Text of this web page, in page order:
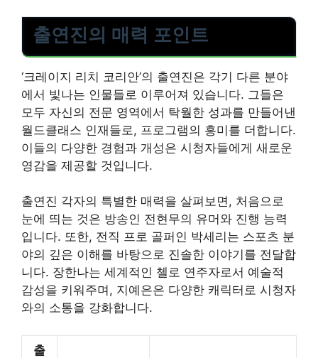
출연진의 매력 포인트
‘크레이지 리치 코리안’의 출연진은 각기 다른 분야
에서 빛나는 인물들로 이루어져 있습니다. 그들은
모두 자신의 전문 영역에서 탁월한 성과를 만들어낸
월드클래스 인재들로, 프로그램의 흥미를 더합니다.
이들의 다양한 경험과 개성은 시청자들에게 새로운
영감을 제공할 것입니다.
출연진 각자의 특별한 매력을 살펴보면, 처음으로
눈에 띄는 것은 방송인 전현무의 유머와 진행 능력
입니다. 또한, 전직 프로 골퍼인 박세리는 스포츠 분
야의 깊은 이해를 바탕으로 진솔한 이야기를 전달합
니다. 장한나는 세계적인 첼로 연주자로서 예술적
감성을 키워주며, 지예은은 다양한 캐릭터로 시청자
와의 소통을 강화합니다.
출